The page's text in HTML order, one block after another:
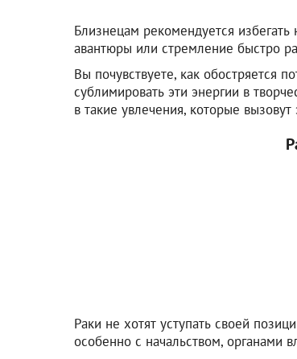
Близнецам рекомендуется
авантюры или стремление быстро
Вы почувствуете, как обостряется
сублимировать эти энергии в
в такие увлечения, которые
Раки не хотят уступать своей
особенно с начальством, органами